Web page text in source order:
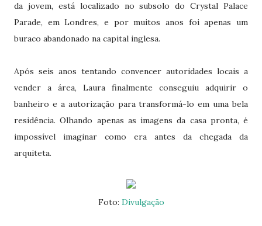
da jovem, está localizado no subsolo do Crystal Palace
Parade, em Londres, e por muitos anos foi apenas um
buraco abandonado na capital inglesa.
Após seis anos tentando convencer autoridades locais a
vender a área, Laura finalmente conseguiu adquirir o
banheiro e a autorização para transformá-lo em uma bela
residência. Olhando apenas as imagens da casa pronta, é
impossível imaginar como era antes da chegada da
arquiteta.
Foto: Divulgação